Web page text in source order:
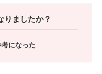
りましたか？
になった